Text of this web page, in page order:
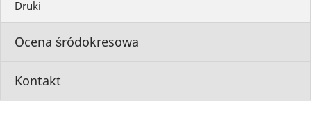
Druki
Ocena śródokresowa
Kontakt